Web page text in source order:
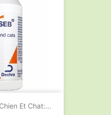
Et Chat:...